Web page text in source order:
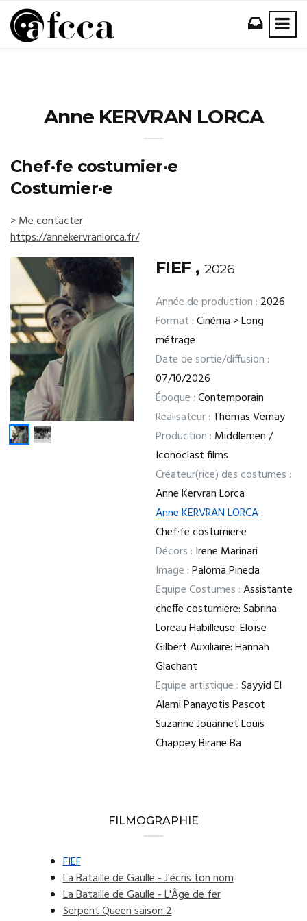
Anne KERVRAN LORCA
Chef·fe costumier·e
Costumier·e
> Me contacter
https://annekervranlorca.fr/
FIEF ,2026
Année de production : 2026
Format :Cinéma > Long
métrage
Date de sortie/diffusion :
07/10/2026
Époque :Contemporain
Réalisateur : Thomas Vernay
Production : Middlemen /
Iconoclast films
Créateur(rice) des costumes :
Anne Kervran Lorca
Anne KERVRAN LORCA:
Chef·fe costumier·e
Décors : Irene Marinari
Image :Paloma Pineda
Equipe Costumes :Assistante
cheffe costumiere: Sabrina
Loreau Habilleuse: Eloïse
Gilbert Auxiliaire: Hannah
Glachant
Equipe artistique :Sayyid El
Alami Panayotis Pascot
Suzanne Jouannet Louis
Chappey Birane Ba
FILMOGRAPHIE
FIEF
La Bataille de Gaulle - J'écris ton nom
La Bataille de Gaulle - L'Âge de fer
Serpent Queen saison 2